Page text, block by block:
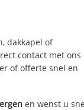
dakkapel of
contact met ons
of offerte snel en
en wenst u